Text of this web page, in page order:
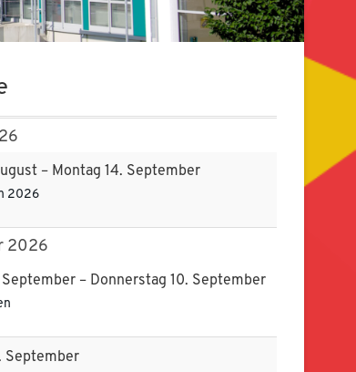
– Montag 14. September
2026
2026
September– Donnerstag 10. September
September